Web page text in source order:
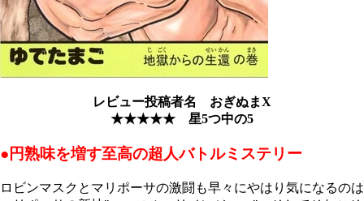
レビュー投稿者名 おぎぬまX
★★★★★ 星5つ中の5
●円熟味を増す至高の超人バトルミステリー
ロビンマスクとマリポーサの激闘も早々にやはり気になるのは